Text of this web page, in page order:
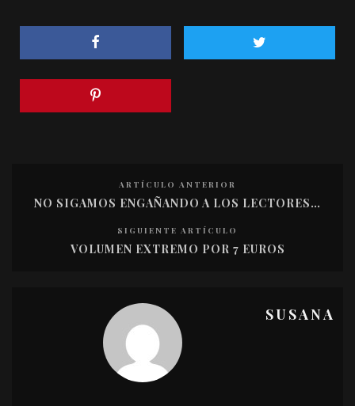
ARTÍCULO ANTERIOR
NO SIGAMOS ENGAÑANDO A LOS LECTORES…
SIGUIENTE ARTÍCULO
VOLUMEN EXTREMO POR 7 EUROS
SUSANA